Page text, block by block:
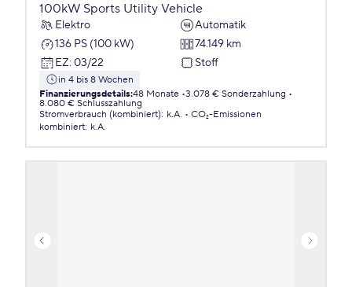
100kW Sports Utility Vehicle
Elektro
Automatik
136 PS (100 kW)
74.149 km
EZ: 03/22 Stoff
in 4 bis 8 Wochen
Finanzierungsdetails:48 Monate 3.078 € Sonderzahlung
8.080 € Schlusszahlung
Stromverbrauch (kombiniert): k.A.
CO₂-Emissionen
kombiniert: k.A.